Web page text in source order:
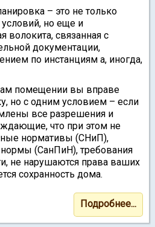
– это не только
но еще и
волокита, связанная с
документации,
по инстанциям а, иногда,
помещении вы вправе
но с одним условием – если
все разрешения и
что при этом не
нормативы (СНиП),
(СанПиН), требования
не нарушаются права ваших
сохранность дома.
Подробнее...